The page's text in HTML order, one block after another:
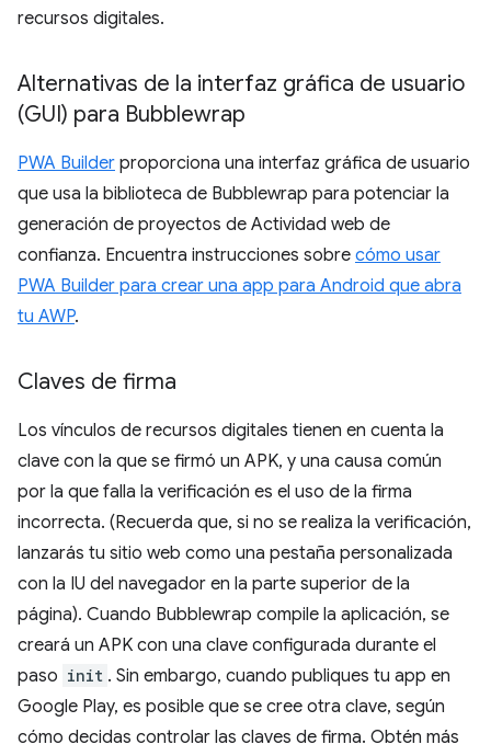
recursos digitales.
Alternativas de la interfaz gráfica de usuario
(GUI) para Bubblewrap
PWA Builder proporciona una interfaz gráfica de usuario
que usa la biblioteca de Bubblewrap para potenciar la
generación de proyectos de Actividad web de
confianza. Encuentra instrucciones sobre cómo usar
PWA Builder para crear una app para Android que abra
tu AWP.
Claves de firma
Los vínculos de recursos digitales tienen en cuenta la
clave con la que se firmó un APK, y una causa común
por la que falla la verificación es el uso de la firma
incorrecta. (Recuerda que, si no se realiza la verificación,
lanzarás tu sitio web como una pestaña personalizada
con la IU del navegador en la parte superior de la
página). Cuando Bubblewrap compile la aplicación, se
creará un APK con una clave configurada durante el
paso init . Sin embargo, cuando publiques tu app en
Google Play, es posible que se cree otra clave, según
cómo decidas controlar las claves de firma. Obtén más